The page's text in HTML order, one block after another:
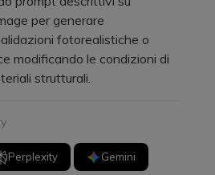
per generare
fotorealistiche o
modificando le condizioni di
strutturali.
Perplexity Gemini